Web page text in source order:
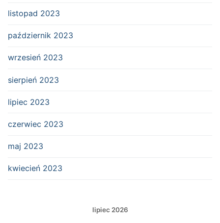
listopad 2023
październik 2023
wrzesień 2023
sierpień 2023
lipiec 2023
czerwiec 2023
maj 2023
kwiecień 2023
lipiec 2026